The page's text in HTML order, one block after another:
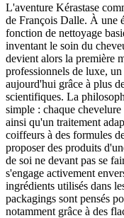
L'aventure Kérastase
de François Dalle. À une
fonction de nettoyage
inventant le soin du
devient alors la première
professionnels de luxe,
aujourd'hui grâce à plus
scientifiques. La
simple : chaque
ainsi qu'un traitement
coiffeurs à des formules
proposer des produits
de soi ne devant pas se
s'engage activement
ingrédients utilisés dans
packagings sont pensés
notamment grâce à des